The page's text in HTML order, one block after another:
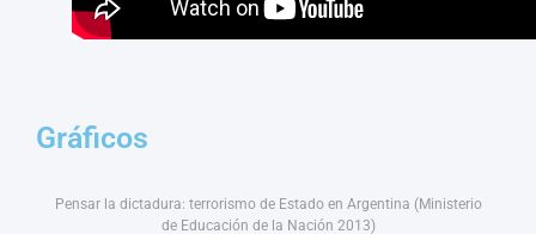
Gráficos
Pensar la dictadura: terrorismo de Estado en Argentina (Ministerio
de Educación de la Nación 2013)